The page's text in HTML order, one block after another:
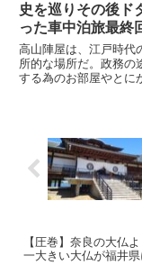
史を巡りその後ド
った車中泊旅最終
高山陣屋は、江戸時代
所的な場所だ。政務の
する為のお部屋やとに
分の人々の休憩スペー
思った。女ふたり車中
編！
【圧巻】奈良の大仏
一大きい大仏が福井県